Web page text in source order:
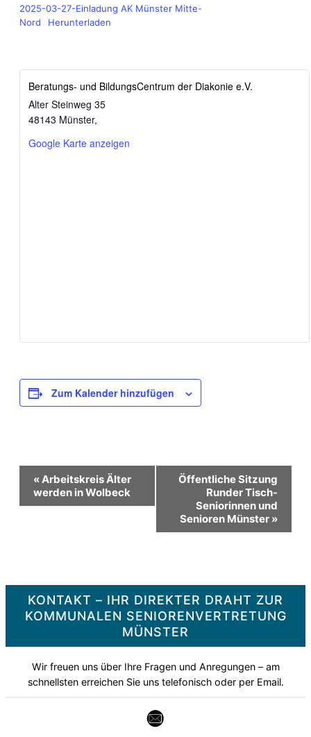
2025-03-27-Einladung AK Münster Mitte-
Nord
Herunterladen
Beratungs- und BildungsCentrum der Diakonie e.V.
Alter Steinweg 35
48143 Münster,
Google Karte anzeigen
Zum Kalender hinzufügen
Veranstaltung-
« Arbeitskreis Älter
werden in Wolbeck
Öffentliche Sitzung
Runder Tisch-
Seniorinnen und
Senioren Münster »
KONTAKT – IHR DIREKTER DRAHT ZUR
KOMMUNALEN SENIORENVERTRETUNG
MÜNSTER
Wir freuen uns über Ihre Fragen und Anregungen – am
schnellsten erreichen Sie uns telefonisch oder per Email.